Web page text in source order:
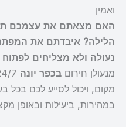
ואמין
האם מצאתם את עצמכם
הלילה? איבדתם את
נעולה ולא מצליחים
מנעולן חירום בכפר יונה
מקום, ויכול לסייע לכם בכל
במהירות, ביעילות ובאופן